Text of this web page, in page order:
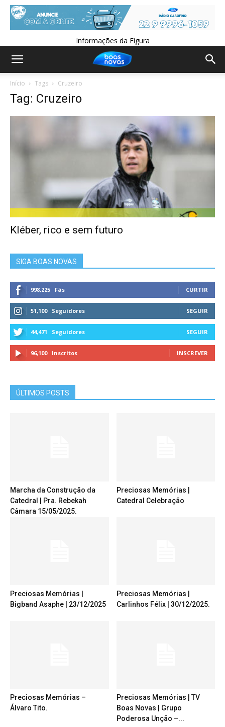
Informações da Figura
Início Tags Cruzeiro
Tag: Cruzeiro
Kléber, rico e sem futuro
SIGA BOAS NOVAS
998,225 Fãs CURTIR
51,100 Seguidores SEGUIR
44,471 Seguidores SEGUIR
96,100 Inscritos INSCREVER
ÚLTIMOS POSTS
Marcha da Construção da
Catedral | Pra. Rebekah
Câmara 15/05/2025.
Preciosas Memórias |
Catedral Celebração
Preciosas Memórias |
Bigband Asaphe | 23/12/2025
Preciosas Memórias |
Carlinhos Félix | 30/12/2025.
Preciosas Memórias –
Álvaro Tito.
Preciosas Memórias | TV
Boas Novas | Grupo
Poderosa Unção –...